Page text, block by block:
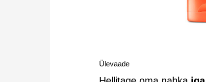
Ülevaade